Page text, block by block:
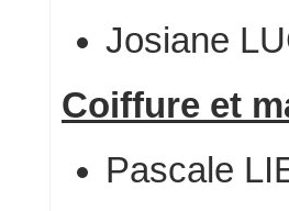
Josiane
Coiffure et
Pascale